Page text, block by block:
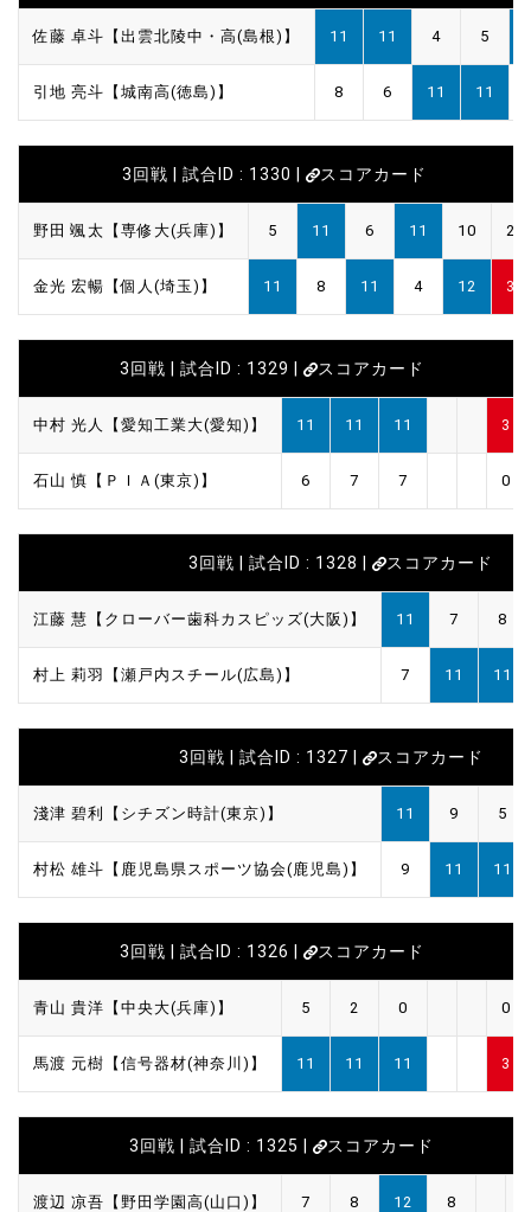
佐藤 卓斗【出雲北陵中・高(島根)】 11 11 4 5
引地 亮斗【城南高(徳島)】 8 6 11 11
3回戦 | 試合ID : 1330 | スコアカード
野田 颯太【専修大(兵庫)】 5 11 6 11 10 2
金光 宏暢【個人(埼玉)】 11 8 11 4 12 3
3回戦 | 試合ID : 1329 | スコアカード
中村 光人【愛知工業大(愛知)】 11 11 11 3
石山 慎【ＰＩＡ(東京)】 6 7 7 0
3回戦 | 試合ID : 1328 | スコアカード
江藤 慧【クローバー歯科カスピッズ(大阪)】 11 7 8
村上 莉羽【瀬戸内スチール(広島)】 7 11 11
3回戦 | 試合ID : 1327 | スコアカード
淺津 碧利【シチズン時計(東京)】 11 9 5
村松 雄斗【鹿児島県スポーツ協会(鹿児島)】 9 11 11
3回戦 | 試合ID : 1326 | スコアカード
青山 貴洋【中央大(兵庫)】 5 2 0 0
馬渡 元樹【信号器材(神奈川)】 11 11 11 3
3回戦 | 試合ID : 1325 | スコアカード
渡辺 凉吾【野田学園高(山口)】 7 8 12 8